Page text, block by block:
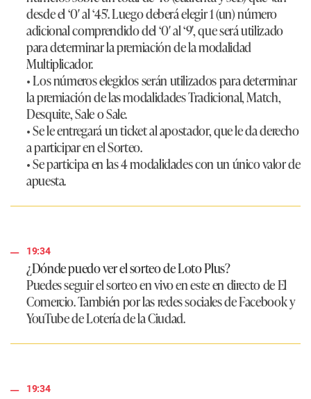
desde el ‘0′ al ‘45′. Luego deberá elegir 1 (un) número
adicional comprendido del ‘0′ al ‘9′, que será utilizado
para determinar la premiación de la modalidad
Multiplicador.
• Los números elegidos serán utilizados para determinar
la premiación de las modalidades Tradicional, Match,
Desquite, Sale o Sale.
• Se le entregará un ticket al apostador, que le da derecho
a participar en el Sorteo.
• Se participa en las 4 modalidades con un único valor de
apuesta.
19:34
¿Dónde puedo ver el sorteo de Loto Plus?
Puedes seguir el sorteo en vivo en este en directo de El
Comercio. También por las redes sociales de Facebook y
YouTube de Lotería de la Ciudad.
19:34